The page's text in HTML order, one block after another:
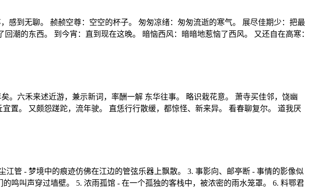
感到无聊。 赪赪空尊：空空的杯子。 匆匆凉绪：匆匆流逝的寒气。 展尽佳期少：把最
潮的东西。 到今宵：直到现在这晚。 暗恼西风：暗暗地惹恼了西风。 又还自在高寒：
。六禾来述近游，兼示新词，率酬一解 东华往事。 略识栽花意。 萧寺买佳邻，饶幽
置。 又颇怨蹉跎，流年驶。 直恁行行散缓，都惊怪、新来异。 看春聊复尔。 道我厌
管 - 梦境中的痕迹仿佛在江边的管弦乐器上飘散。 3. 事影向、邮亭断 - 事情的影像似
鸣叫声穿过墙壁。 5. 浓雨孤馆 - 在一个孤独的客栈中，被浓密的雨水笼罩。 6. 料鄂君